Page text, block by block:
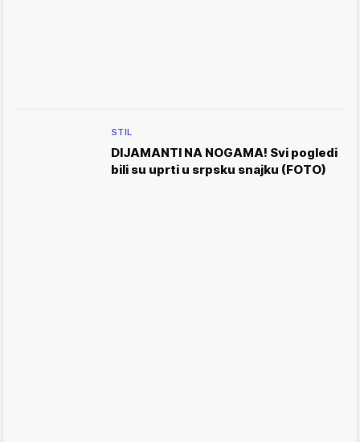
STIL
DIJAMANTI NA NOGAMA! Svi pogledi
bili su uprti u srpsku snajku (FOTO)